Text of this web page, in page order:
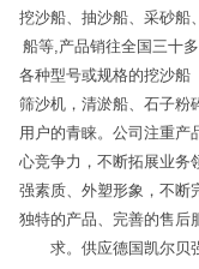
挖沙船、抽沙船、采砂船
船等,产品销往全国三十
各种型号或规格的挖沙船
筛沙机，清淤船、石子粉
用户的青睐。公司注重产
心竞争力，不断拓展业务
强素质、外塑形象，不断
独特的产品、完善的售后
求。供应德国凯尔贝